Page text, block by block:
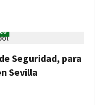
Seguridad, para
Sevilla